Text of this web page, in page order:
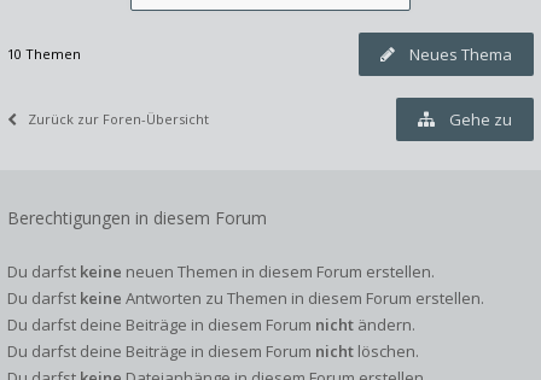
Neues Thema
10 Themen
Zurück zur Foren-Übersicht Gehe zu
Berechtigungen in diesem Forum
Du darfst keine neuen Themen in diesem Forum erstellen.
Du darfst keine Antworten zu Themen in diesem Forum erstellen.
Du darfst deine Beiträge in diesem Forum nicht ändern.
Du darfst deine Beiträge in diesem Forum nicht löschen.